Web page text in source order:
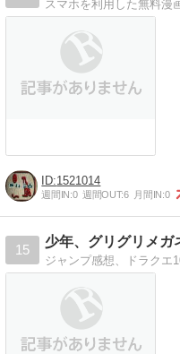
1521014
週間IN:0 週間OUT:6 月間IN:0
15
少年、グリグリメガ